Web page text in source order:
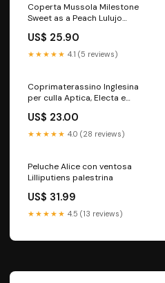
Coperta Mussola Milestone
Sweet as a Peach Lulujo
US$ 25.90
★★★★★ 4.1 (5 reviews)
Coprimaterassino Inglesina
per culla Aptica, Electa e
US$ 23.00
★★★★★ 4.0 (28 reviews)
Peluche Alice con ventosa
Lilliputiens palestrina
US$ 31.99
★★★★★ 4.5 (13 reviews)